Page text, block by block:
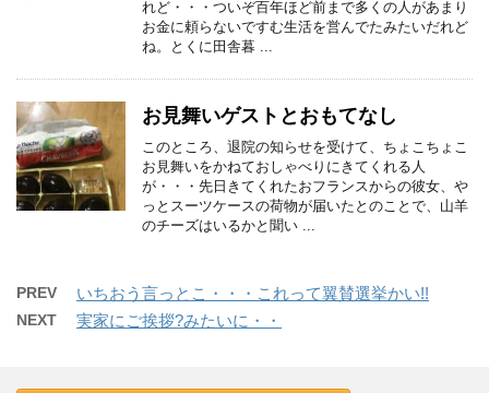
れど・・・ついぞ百年ほど前まで多くの人があまり
お金に頼らないですむ生活を営んでたみたいだれど
ね。とくに田舎暮 ...
お見舞いゲストとおもてなし
このところ、退院の知らせを受けて、ちょこちょこ
お見舞いをかねておしゃべりにきてくれる人
が・・・先日きてくれたおフランスからの彼女、や
っとスーツケースの荷物が届いたとのことで、山羊
のチーズはいるかと聞い ...
PREV いちおう言っとこ・・・これって翼賛選挙かい!!
NEXT 実家にご挨拶?みたいに・・